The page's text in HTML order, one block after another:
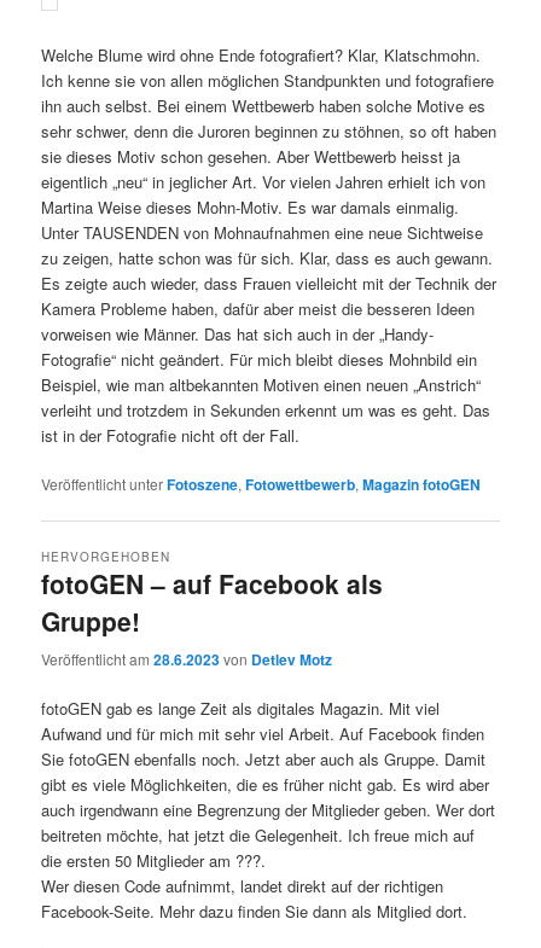
Welche Blume wird ohne Ende fotografiert? Klar, Klatschmohn.
Ich kenne sie von allen möglichen Standpunkten und fotografiere
ihn auch selbst. Bei einem Wettbewerb haben solche Motive es
sehr schwer, denn die Juroren beginnen zu stöhnen, so oft haben
sie dieses Motiv schon gesehen. Aber Wettbewerb heisst ja
eigentlich „neu“ in jeglicher Art. Vor vielen Jahren erhielt ich von
Martina Weise dieses Mohn-Motiv. Es war damals einmalig.
Unter TAUSENDEN von Mohnaufnahmen eine neue Sichtweise
zu zeigen, hatte schon was für sich. Klar, dass es auch gewann.
Es zeigte auch wieder, dass Frauen vielleicht mit der Technik der
Kamera Probleme haben, dafür aber meist die besseren Ideen
vorweisen wie Männer. Das hat sich auch in der „Handy-
Fotografie“ nicht geändert. Für mich bleibt dieses Mohnbild ein
Beispiel, wie man altbekannten Motiven einen neuen „Anstrich“
verleiht und trotzdem in Sekunden erkennt um was es geht. Das
ist in der Fotografie nicht oft der Fall.
Veröffentlicht unterFotoszene,Fotowettbewerb,Magazin fotoGEN
fotoGEN – auf Facebook als
Gruppe!
HERVORGEHOBEN
Veröffentlicht am28.6.2023von Detlev Motz
fotoGEN gab es lange Zeit als digitales Magazin. Mit viel
Aufwand und für mich mit sehr viel Arbeit. Auf Facebook finden
Sie fotoGEN ebenfalls noch. Jetzt aber auch als Gruppe. Damit
gibt es viele Möglichkeiten, die es früher nicht gab. Es wird aber
auch irgendwann eine Begrenzung der Mitglieder geben. Wer dort
beitreten möchte, hat jetzt die Gelegenheit. Ich freue mich auf
die ersten 50 Mitglieder am ???.
Wer diesen Code aufnimmt, landet direkt auf der richtigen
Facebook-Seite. Mehr dazu finden Sie dann als Mitglied dort.